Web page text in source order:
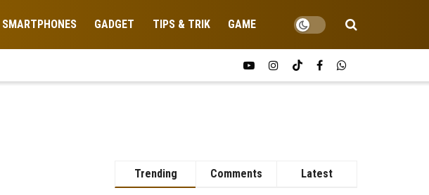
SMARTPHONES GADGET TIPS & TRIK GAME
Trending Comments Latest